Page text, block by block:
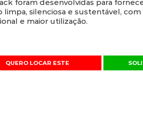
foram desenvolvidas para
limpa, silenciosa e sustentável,
e maior utilização.
QUERO LOCAR ESTE